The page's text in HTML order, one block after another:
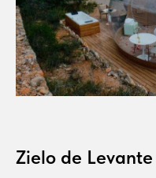
Zielo de Levante